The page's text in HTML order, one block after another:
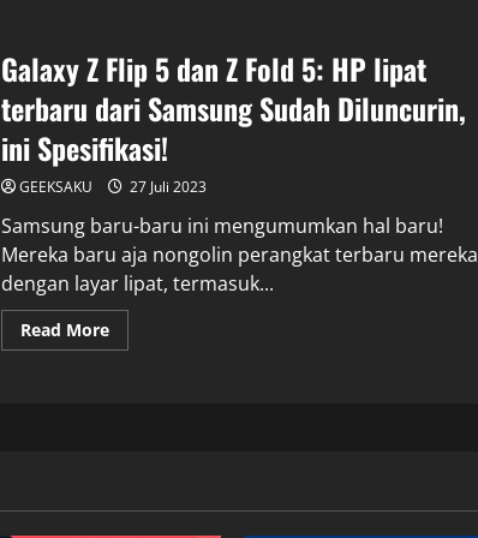
Galaxy Z Flip 5 dan Z Fold 5: HP lipat
terbaru dari Samsung Sudah Diluncurin,
ini Spesifikasi!
GEEKSAKU 27 Juli 2023
Samsung baru-baru ini mengumumkan hal baru!
Mereka baru aja nongolin perangkat terbaru mereka
dengan layar lipat, termasuk...
Read More